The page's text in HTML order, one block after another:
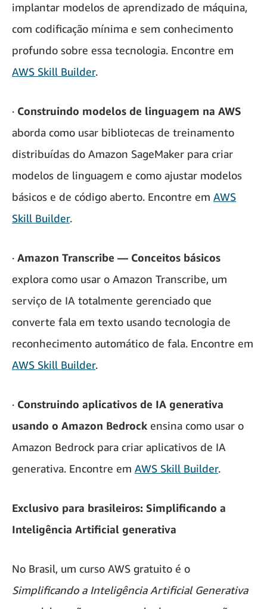
implantar modelos de aprendizado de máquina,
com codificação mínima e sem conhecimento
profundo sobre essa tecnologia. Encontre em
AWS Skill Builder.
· Construindo modelos de linguagem na AWS
aborda como usar bibliotecas de treinamento
distribuídas do Amazon SageMaker para criar
modelos de linguagem e como ajustar modelos
básicos e de código aberto. Encontre em AWS
Skill Builder.
· Amazon Transcribe — Conceitos básicos
explora como usar o Amazon Transcribe, um
serviço de IA totalmente gerenciado que
converte fala em texto usando tecnologia de
reconhecimento automático de fala. Encontre em
AWS Skill Builder.
· Construindo aplicativos de IA generativa
usando o Amazon Bedrock ensina como usar o
Amazon Bedrock para criar aplicativos de IA
generativa. Encontre em AWS Skill Builder.
Exclusivo para brasileiros: Simplificando a
Inteligência Artificial generativa
No Brasil, um curso AWS gratuito é o
Simplificando a Inteligência Artificial Generativa